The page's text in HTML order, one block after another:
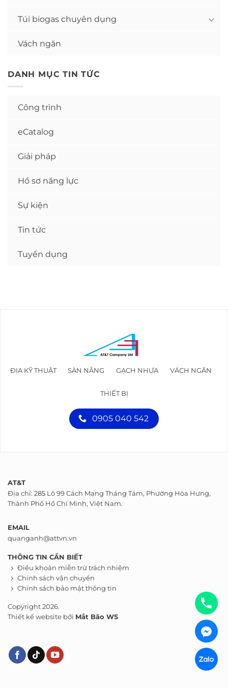
Túi biogas chuyên dụng
Vách ngăn
DANH MỤC TIN TỨC
Công trình
eCatalog
Giải pháp
Hồ sơ năng lực
Sự kiện
Tin tức
Tuyển dụng
ĐỊA KỸ THUẬT SÀN NÂNG GẠCH NHỰA VÁCH NGĂN
THIẾT BỊ
0905 040 542
AT&T
Địa chỉ: 285 Lô 99 Cách Mạng Tháng Tám, Phường Hòa Hưng,
Thành Phố Hồ Chí Minh, Việt Nam.
EMAIL
quanganh@attvn.vn
THÔNG TIN CẦN BIẾT
Điều khoản miễn trừ trách nhiệm
Chính sách vận chuyển
Chính sách bảo mật thông tin
Copyright 2026.
Thiết kế website bởi Mắt Bão WS